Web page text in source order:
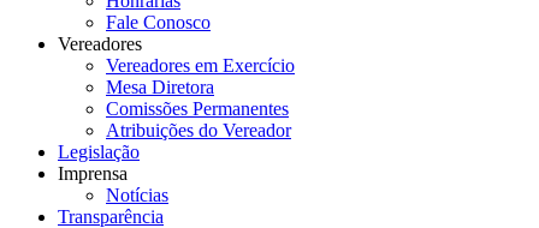
Fale Conosco
Vereadores
Vereadores em Exercício
Mesa Diretora
Comissões Permanentes
Atribuições do Vereador
Legislação
Imprensa
Notícias
Transparência